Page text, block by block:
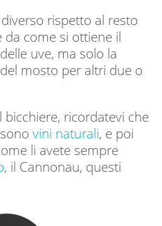
rispetto al resto
da come si ottiene il
uve, ma solo la
mosto per altri due o
bicchiere, ricordatevi che
vini naturali, e poi
li avete sempre
, il Cannonau, questi